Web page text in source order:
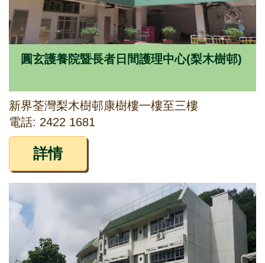
圓玄護養院暨長者日間護理中心(梨木樹邨)
新界荃灣梨木樹邨康樹樓一樓至三樓
電話: 2422 1681
詳情